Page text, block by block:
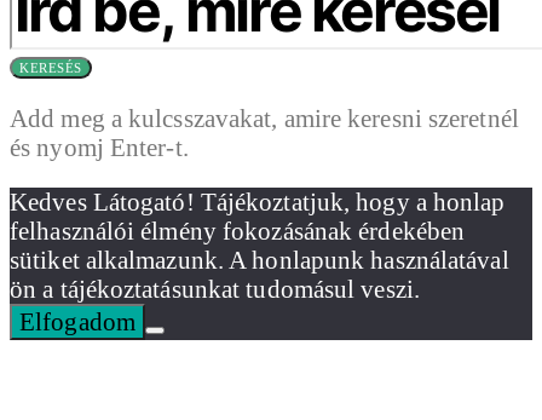
KERESÉS
Add meg a kulcsszavakat, amire keresni szeretnél
és nyomj Enter-t.
Kedves Látogató! Tájékoztatjuk, hogy a honlap
felhasználói élmény fokozásának érdekében
sütiket alkalmazunk. A honlapunk használatával
ön a tájékoztatásunkat tudomásul veszi.
Elfogadom